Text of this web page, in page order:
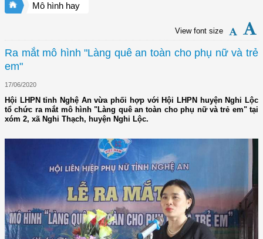
Mô hình hay
View font size
Ra mắt mô hình "Làng quê an toàn cho phụ nữ và trẻ
em"
17/06/2020
Hội LHPN tỉnh Nghệ An vừa phối hợp với Hội LHPN huyện Nghi Lộc
tổ chức ra mắt mô hình "Làng quê an toàn cho phụ nữ và trẻ em" tại
xóm 2, xã Nghi Thạch, huyện Nghi Lộc.